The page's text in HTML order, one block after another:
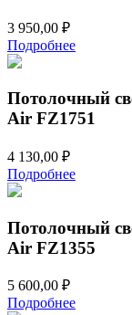
3 950,00 ₽
Подробнее
Потолочный
Air FZ1751
4 130,00 ₽
Подробнее
Потолочный
Air FZ1355
5 600,00 ₽
Подробнее